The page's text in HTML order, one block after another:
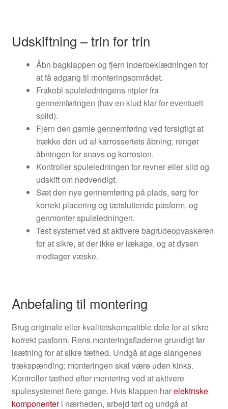
Udskiftning – trin for trin
Åbn bagklappen og fjern inderbeklædningen for
at få adgang til monteringsområdet.
Frakobl spuleledningens nipler fra
gennemføringen (hav en klud klar for eventuelt
spild).
Fjern den gamle gennemføring ved forsigtigt at
trække den ud af karrosseriets åbning; rengør
åbningen for snavs og korrosion.
Kontroller spuleledningen for revner eller slid og
udskift om nødvendigt.
Sæt den nye gennemføring på plads, sørg for
korrekt placering og tætsluttende pasform, og
genmonter spuleledningen.
Test systemet ved at aktivere bagrudeopvaskeren
for at sikre, at der ikke er lækage, og at dysen
modtager væske.
Anbefaling til montering
Brug originale eller kvalitetskompatible dele for at sikre
korrekt pasform. Rens monteringsfladerne grundigt før
isætning for at sikre tæthed. Undgå at øge slangenes
trækspænding; monteringen skal være uden kinks.
Kontroller tæthed efter montering ved at aktivere
spulesystemet flere gange. Hvis klappen harelektriske
komponenteri nærheden, arbejd tørt og undgå at